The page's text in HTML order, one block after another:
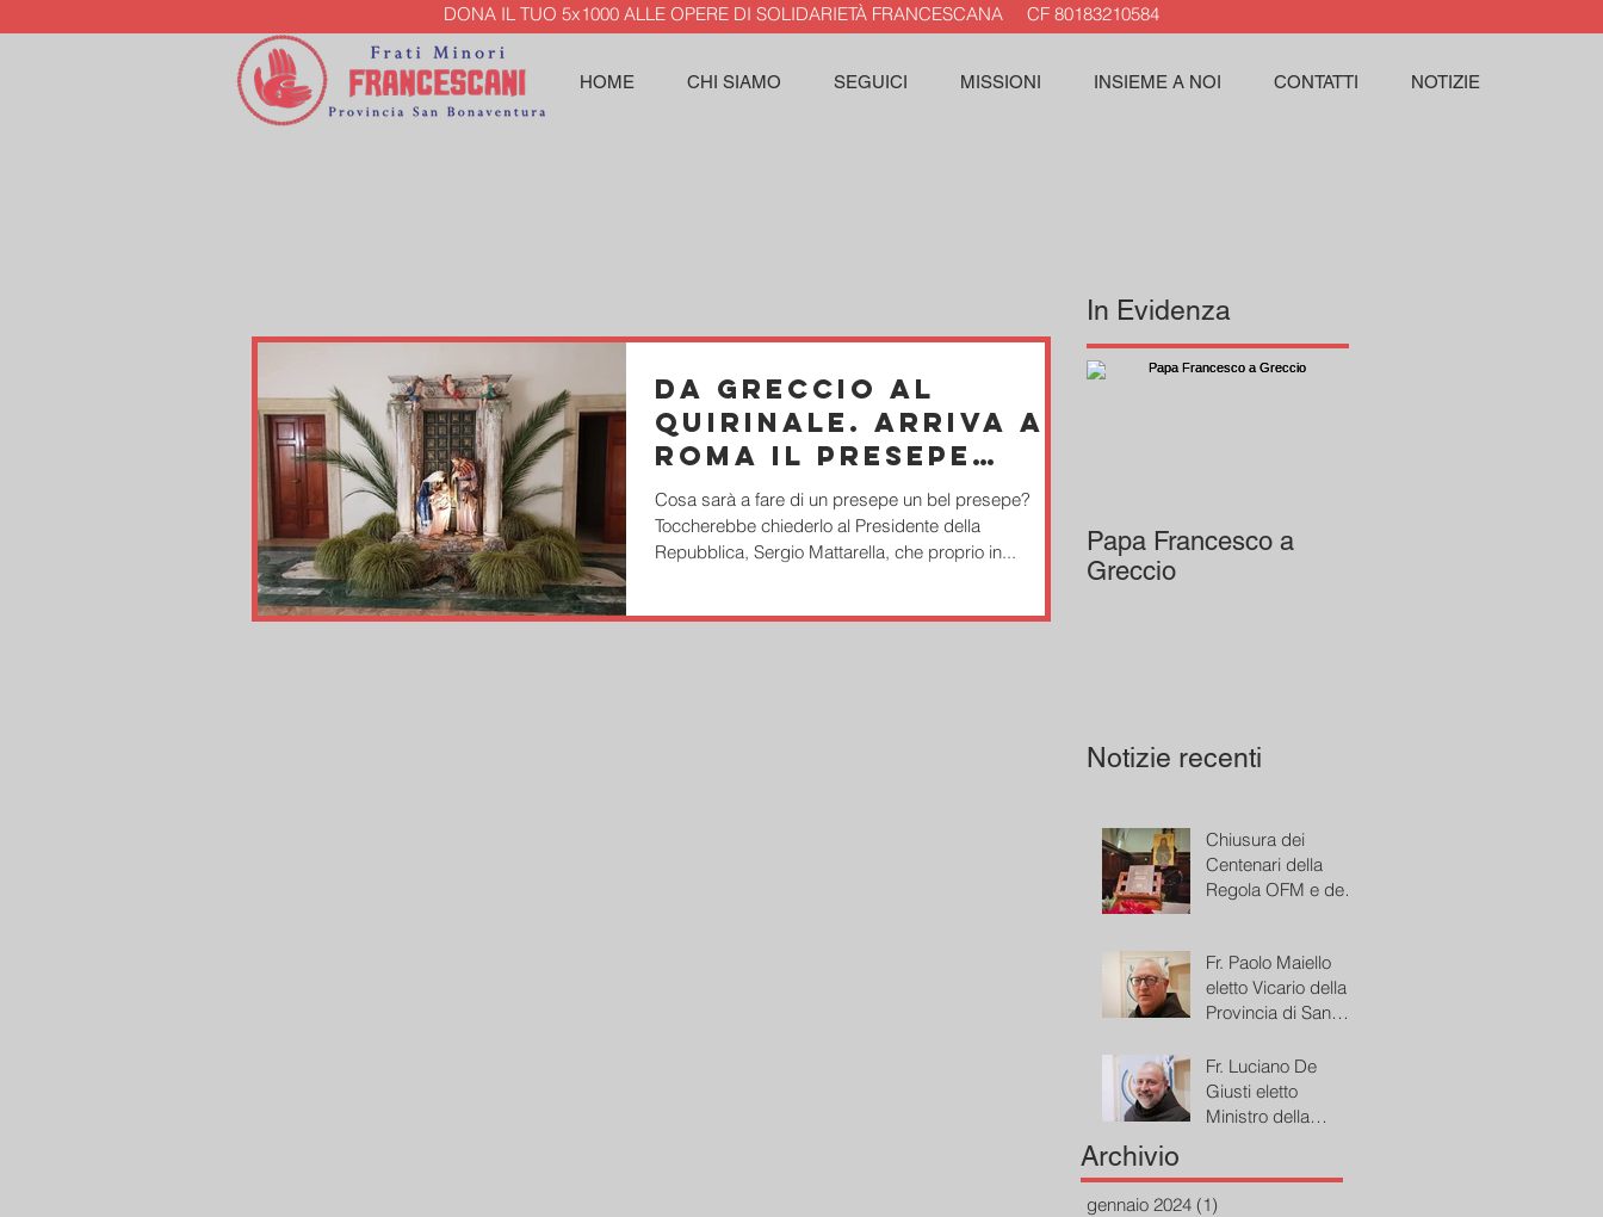
HOME CHI SIAMO SEGUICI MISSIONI INSIEME A NOI CONTATTI NOTIZIE
DONA IL TUO 5x1000 ALLE OPERE DI SOLIDARIETÀ FRANCESCANA CF 80183210584
Da Greccio al
Quirinale. Arriva a
Roma il presepe
preferito del
Presidente
Mattarella.
Cosa sarà a fare di un presepe un bel presepe?
Toccherebbe chiederlo al Presidente della
Repubblica, Sergio Mattarella, che proprio in...
Papa Francesco a
Greccio
Notizie recenti
Chiusura dei
Centenari della
Regola OFM e del
Fr. Paolo Maiello
eletto Vicario della
Provincia di San
Fr. Luciano De
Giusti eletto
Ministro della
Archivio
gennaio 2024 (1)
In Evidenza